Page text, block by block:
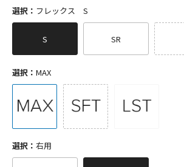
選択： フレックス S
S SR
選択： MAX
選択： 右用